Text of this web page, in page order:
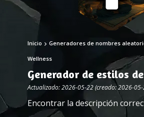
Inicio Generadores de nombres
Wellness
Generador de estilos
Actualizado: 2026-05-22 (creado: 2026-
Encontrar la descripción